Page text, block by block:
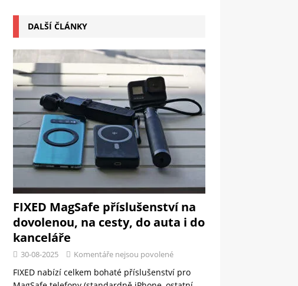
DALŠÍ ČLÁNKY
FIXED MagSafe příslušenství na
dovolenou, na cesty, do auta i do
kanceláře
30-08-2025 Komentáře nejsou povolené
FIXED nabízí celkem bohaté příslušenství pro